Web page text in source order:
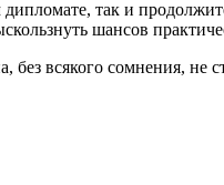
так и
шансов
всякого сомнения, не